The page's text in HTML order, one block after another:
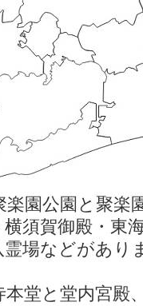
園公園と聚楽
須賀御殿・東
霊場などがあり
堂と堂内宮殿